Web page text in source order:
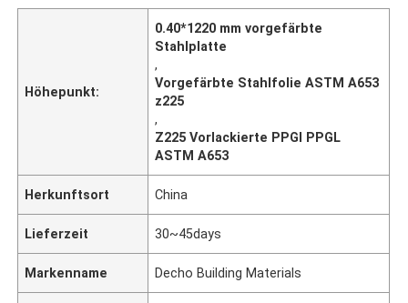
Höhepunkt:
0.40*1220 mm vorgefärbte
Stahlplatte
,
Vorgefärbte Stahlfolie ASTM A653
z225
,
Z225 Vorlackierte PPGI PPGL
ASTM A653
Herkunftsort China
Lieferzeit 30~45days
Markenname Decho Building Materials